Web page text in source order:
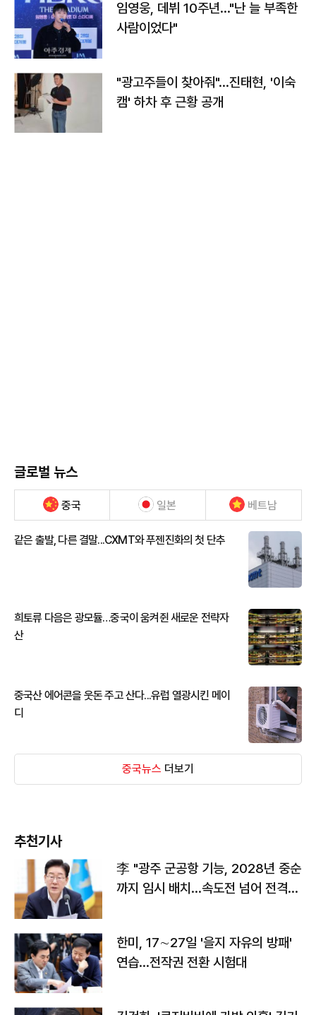
임영웅, 데뷔 10주년…"난 늘 부족한
사람이었다"
"광고주들이 찾아줘"…진태현, '이숙
캠' 하차 후 근황 공개
글로벌 뉴스
중국 일본 베트남
같은 출발, 다른 결말...CXMT와 푸젠진화의 첫 단추
희토류 다음은 광모듈…중국이 움켜쥔 새로운 전략자
산
중국산 에어콘을 웃돈 주고 산다...유럽 열광시킨 메이
디
중국뉴스 더보기
추천기사
李 "광주 군공항 기능, 2028년 중순
까지 임시 배치…속도전 넘어 전격
한미, 17∼27일 '을지 자유의 방패'
연습…전작권 전환 시험대